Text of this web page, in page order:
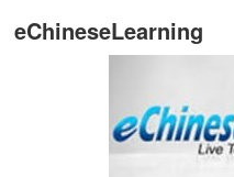
eChineseLearning